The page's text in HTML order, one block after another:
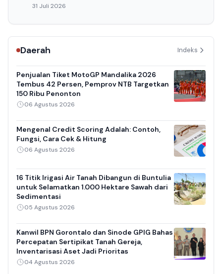
31 Juli 2026
Daerah Indeks
Penjualan Tiket MotoGP Mandalika 2026
Tembus 42 Persen, Pemprov NTB Targetkan
150 Ribu Penonton
06 Agustus 2026
Mengenal Credit Scoring Adalah: Contoh,
Fungsi, Cara Cek & Hitung
06 Agustus 2026
16 Titik Irigasi Air Tanah Dibangun di Buntulia
untuk Selamatkan 1.000 Hektare Sawah dari
Sedimentasi
05 Agustus 2026
Kanwil BPN Gorontalo dan Sinode GPIG Bahas
Percepatan Sertipikat Tanah Gereja,
Inventarisasi Aset Jadi Prioritas
04 Agustus 2026